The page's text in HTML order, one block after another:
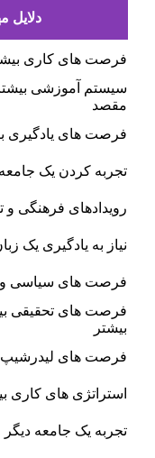
دلایل
فرصت های کاری
سیستم آموزشی
مقصد
فرصت های یادگیری
تجربه کردن یک
رویدادهای فرهنگی
نیاز به یادگیری یک
فرصت های سیاسی و
فرصت های تحقیقی
بیشتر
فرصت های لیدرشیپ و
استراتژی های
تجربه یک جامعه